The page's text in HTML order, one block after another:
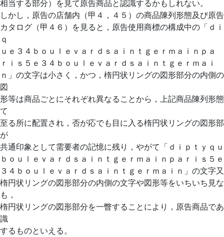
相当する部分）を見て原告商品と認識するかもしれない。
しかし，原告の店舗内（甲４，４５）の商品陳列形態及び原
カタログ（甲４６）を見ると，原告使用商標の構成中の「ｄ
ｑ
ｕｅ３４ｂｏｕｌｅｖａｒｄｓａｉｎｔｇｅｒｍａｉｎｐａ
ｒｉｓ５ｅ３４ｂｏｕｌｅｖａｒｄｓａｉｎｔｇｅｒｍａｉ
ｎ」の文字は小さく，かつ，楕円状リングの図形部分の内側
図
形等は商品ごとにそれぞれ異なることから，上記商品陳列形
て
至る所に配置され，否が応でも目に入る楕円状リングの図形
が
共通印象として需要者の記憶に残り，やがて「ｄｉｐｔｙｑ
ｂｏｕｌｅｖａｒｄｓａｉｎｔｇｅｒｍａｉｎｐａｒｉｓ５ｅ
３４ｂｏｕｌｅｖａｒｄｓａｉｎｔｇｅｒｍａｉｎ」の文字
楕円状リングの図形部分の内側の文字や図形等をいちいち見
も，
楕円状リングの図形部分を一瞥することにより，原告商品で
識
するものといえる。